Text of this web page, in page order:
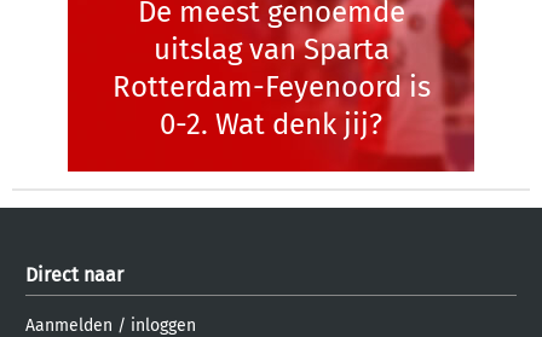
De meest genoemde
uitslag van Sparta
Rotterdam-Feyenoord is
0-2. Wat denk jij?
Direct naar
Aanmelden / inloggen